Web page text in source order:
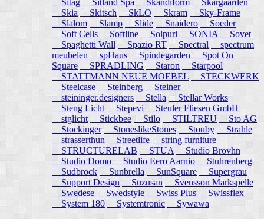
Sitag
Sitland Spa Skandiform
Skargaarden
Skia
Skitsch SkLO Skram
Sky-Frame
Slalom
Slamp Slide Snaidero
Soeder
Soft Cells
Softline Solpuri SONIA
Sovet
Spaghetti Wall
Spazio RT Spectral
spectrum
meubelen
spHaus Spindegarden
Spot On
Square
SPRADLING Staron
Starpool
STATTMANN NEUE MOEBEL
STECKWERK
Steelcase
Steinberg
Steiner
steininger.designers
Stella Stellar Works
Steng Licht
Stepevi
Steuler Fliesen GmbH
stglicht
Stickbee Stilo STILTREU
Sto AG
Stockinger
StoneslikeStones Stouby
Strahle
strasserthun
Streetlife
string furniture
STRUCTURELAB
STUA
Studio Brovhn
Studio Domo
Studio Eero Aarnio
Stuhrenberg
Sudbrock
Sunbrella SunSquare
Supergrau
Support Design
Suzusan
Svensson Markspelle
Swedese
Swedstyle Swiss Plus
Swissflex
System 180
Systemtronic Sywawa